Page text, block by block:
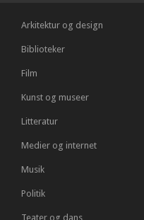
Arkitektur og design
Biblioteker
Film
Kunst og museer
Litteratur
Medier og internet
Musik
Politik
Teater og dans